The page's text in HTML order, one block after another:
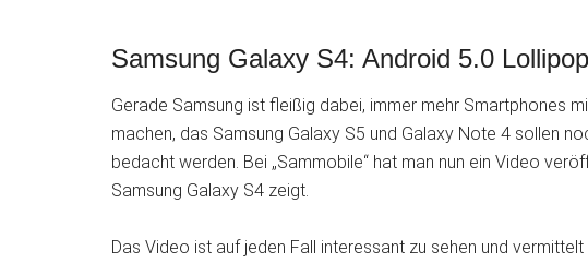
Samsung Galaxy S4: Android 5.0
Gerade Samsung ist fleißig dabei, immer mehr Smartphones
machen, das Samsung Galaxy S5 und Galaxy Note 4 sollen
bedacht werden. Bei „Sammobile“ hat man nun ein Video
Samsung Galaxy S4 zeigt.
Das Video ist auf jeden Fall interessant zu sehen und